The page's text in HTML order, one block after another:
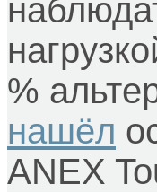
%
нашёл
ANEX